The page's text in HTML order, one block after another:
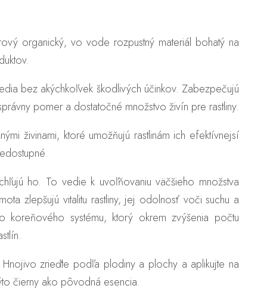
organický, vo vode rozpustný materiál bohatý na
bez akýchkoľvek škodlivých účinkov. Zabezpečujú
pomer a dostatočné množstvo živín pre rastliny.
živinami, ktoré umožňujú rastlinám ich efektívnejsí
ho. To vedie k uvoľňovaniu väčšieho množstva
zlepšujú vitalitu rastliny, jej odolnosť voči suchu a
systému, ktorý okrem zvýšenia počtu
zrieďte podľa plodiny a plochy a aplikujte na
čierny ako pôvodná esencia.